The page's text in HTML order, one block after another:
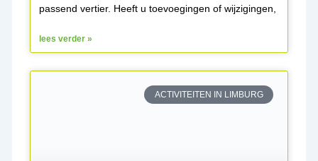
passend vertier. Heeft u toevoegingen of wijzigingen,
lees verder »
ACTIVITEITEN IN LIMBURG